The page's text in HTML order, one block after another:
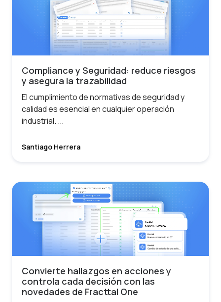
Compliance y Seguridad: reduce riesgos
y asegura la trazabilidad
El cumplimiento de normativas de seguridad y
calidad es esencial en cualquier operación
industrial. ...
Santiago Herrera
Convierte hallazgos en acciones y
controla cada decisión con las
novedades de Fracttal One